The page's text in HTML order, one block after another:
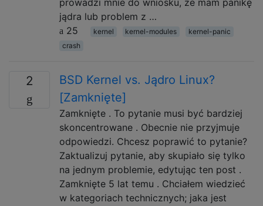
jądra lub problem z …
25
kernel kernel-modules
kernel-panic
crash
2
BSD Kernel vs. Jądro Linux?
[Zamknięte]
Zamknięte . To pytanie musi być bardziej
skoncentrowane . Obecnie nie przyjmuje
odpowiedzi. Chcesz poprawić to pytanie?
Zaktualizuj pytanie, aby skupiało się tylko
na jednym problemie, edytując ten post .
Zamknięte 5 lat temu . Chciałem wiedzieć
w kategoriach technicznych; jaka jest